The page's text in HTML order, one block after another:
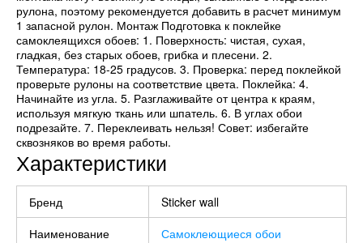
рулона, поэтому рекомендуется добавить в расчет минимум
1 запасной рулон. Монтаж Подготовка к поклейке
самоклеящихся обоев: 1. Поверхность: чистая, сухая,
гладкая, без старых обоев, грибка и плесени. 2.
Температура: 18-25 градусов. 3. Проверка: перед поклейкой
проверьте рулоны на соответствие цвета. Поклейка: 4.
Начинайте из угла. 5. Разглаживайте от центра к краям,
используя мягкую ткань или шпатель. 6. В углах обои
подрезайте. 7. Переклеивать нельзя! Совет: избегайте
сквозняков во время работы.
Характеристики
Бренд
Sticker wall
Наименование
Самоклеющиеся обои